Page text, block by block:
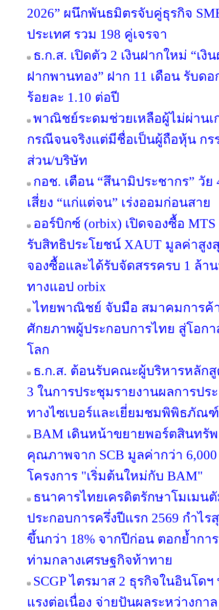
2026” ผนึกพันธมิตรจับคู่ธุรกิจ
ประเทศ รวม 198 คู่เจรจา
ธ.ก.ส. เปิดตัว 2 เงินฝากใหม่ “เงิ
ฝากพานทอง” ฝาก 11 เดือน รับดอ
ร้อยละ 1.10 ต่อปี
พาณิชย์ระดมช่วยเหลือผู้ไม่ผ่าน
กรณีจนจริงแต่มีชื่อเป็นผู้ถือหุ้น ก
ส่วน/บริษัท
กอช. เตือน “สึนามิประชากร” วัย
เสี่ยง “แก่แต่จน” เร่งออมก่อนสาย
ออร์บิกซ์ (orbix) เปิดจองซื้อ MTS
รับสิทธิประโยชน์ XAUT มูลค่าสูง
จองซื้อและได้รับจัดสรรครบ 1 ล้า
ทางแอป orbix
ไทยพาณิชย์ จับมือ สมาคมการค้
ศักยภาพผู้ประกอบการไทย สู่โอก
โลก
ธ.ก.ส. ต้อนรับคณะผู้บริหารหลักสู
3 ในการประชุมรายงานผลการป
ทางไซเบอร์และเยี่ยมชมพิพิธภัณ
BAM เดินหน้าขยายพอร์ตสินทรั
คุณภาพจาก SCB มูลค่ากว่า
โครงการ "เริ่มต้นใหม่กับ BAM"
ธนาคารไทยเครดิตรักษาโมเมน
ประกอบการครึ่งปีแรก 2569 กำไ
ขึ้นกว่า 18% จากปีก่อน ตอกย้ำกา
ท่ามกลางเศรษฐกิจท้าทาย
SCGP ไตรมาส 2 ธุรกิจในอินโด
แรงต่อเนื่อง จ่ายปันผลระหว่างกา